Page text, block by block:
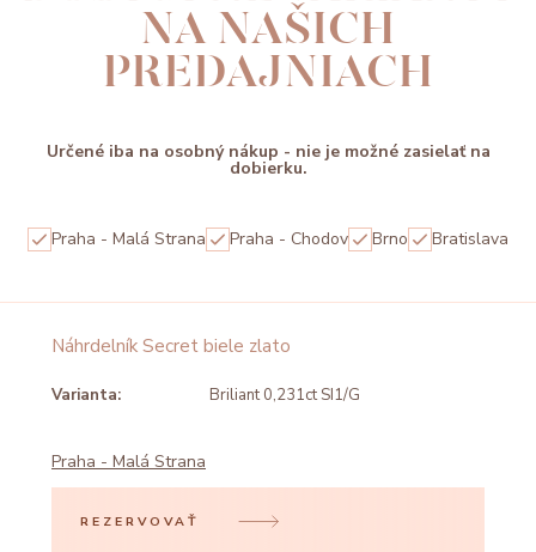
NA NAŠICH
PREDAJNIACH
Určené iba na osobný nákup - nie je možné zasielať na
dobierku.
Praha - Malá Strana Praha - Chodov Brno Bratislava
Náhrdelník Secret biele zlato
Varianta: Briliant 0,231ct SI1/G
Praha - Malá Strana
REZERVOVAŤ